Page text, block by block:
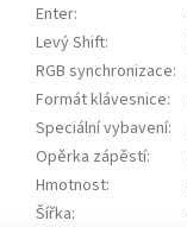
Enter:
Levý Shift:
RGB synchronizace:
Formát klávesnice:
Speciální vybavení:
Opěrka zápěstí:
Hmotnost:
Šířka: